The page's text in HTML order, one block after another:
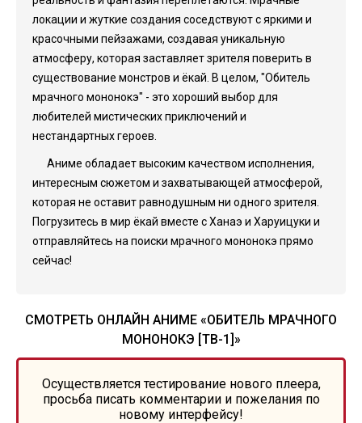
локации и жуткие создания соседствуют с яркими и
красочными пейзажами, создавая уникальную
атмосферу, которая заставляет зрителя поверить в
существование монстров и ёкай. В целом, "Обитель
мрачного мононокэ" - это хороший выбор для
любителей мистических приключений и
нестандартных героев.
Аниме обладает высоким качеством исполнения,
интересным сюжетом и захватывающей атмосферой,
которая не оставит равнодушным ни одного зрителя.
Погрузитесь в мир ёкай вместе с Ханаэ и Харуицуки и
отправляйтесь на поиски мрачного мононокэ прямо
сейчас!
СМОТРЕТЬ ОНЛАЙН АНИМЕ «ОБИТЕЛЬ МРАЧНОГО
МОНОНОКЭ [ТВ-1]»
Осуществляется тестирование нового плеера,
просьба писать комментарии и пожелания по
новому интерфейсу!